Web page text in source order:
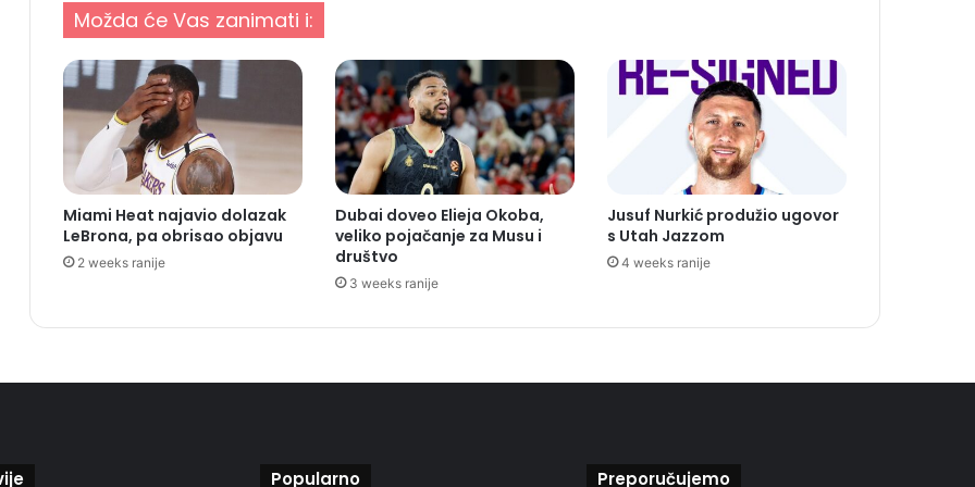
Možda će Vas zanimati i:
Miami Heat najavio dolazak
LeBrona, pa obrisao objavu
2 weeks ranije
Dubai doveo Elieja Okoba,
veliko pojačanje za Musu i
društvo
3 weeks ranije
Jusuf Nurkić produžio ugovor
s Utah Jazzom
4 weeks ranije
Popularno Preporučujemo